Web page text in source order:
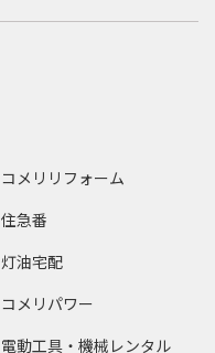
コメリリフォーム
住急番
灯油宅配
コメリパワー
電動工具・機械レンタル